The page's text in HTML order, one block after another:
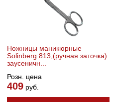
Ножницы маникюрные
Solinberg 813,(ручная заточка)
заусеничн...
Розн. цена
409руб.